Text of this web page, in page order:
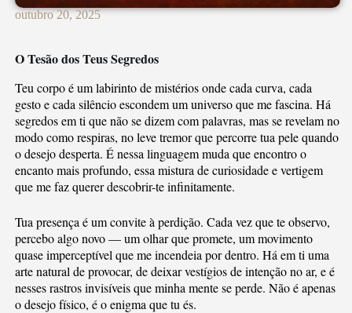
outubro 20, 2025
O Tesão dos Teus Segredos
Teu corpo é um labirinto de mistérios onde cada curva, cada
gesto e cada silêncio escondem um universo que me fascina. Há
segredos em ti que não se dizem com palavras, mas se revelam no
modo como respiras, no leve tremor que percorre tua pele quando
o desejo desperta. É nessa linguagem muda que encontro o
encanto mais profundo, essa mistura de curiosidade e vertigem
que me faz querer descobrir-te infinitamente.
Tua presença é um convite à perdição. Cada vez que te observo,
percebo algo novo — um olhar que promete, um movimento
quase imperceptível que me incendeia por dentro. Há em ti uma
arte natural de provocar, de deixar vestígios de intenção no ar, e é
nesses rastros invisíveis que minha mente se perde. Não é apenas
o desejo físico, é o enigma que tu és.